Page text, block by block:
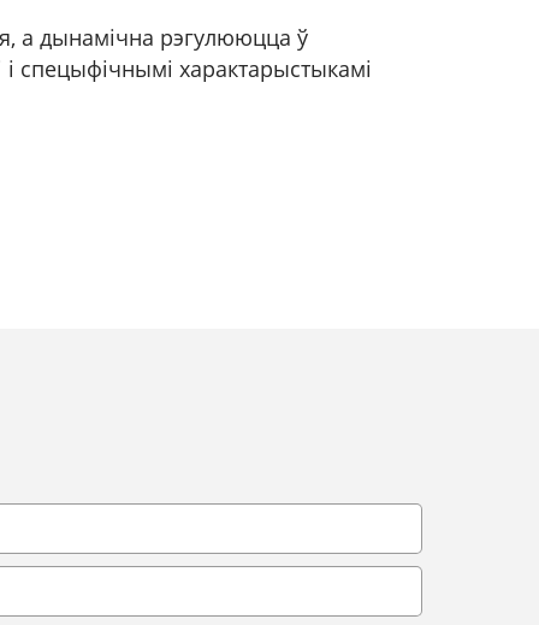
а дынамічна рэгулююцца ў
спецыфічнымі характарыстыкамі